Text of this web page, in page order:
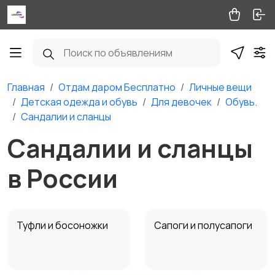
Главная Отдам даром Бесплатно
Личные вещи
Детская одежда и обувь
Для девочек
Обувь.
Сандалии и сланцы
Сандалии и сланцы
в России
Туфли и босоножки Сапоги и полусапоги